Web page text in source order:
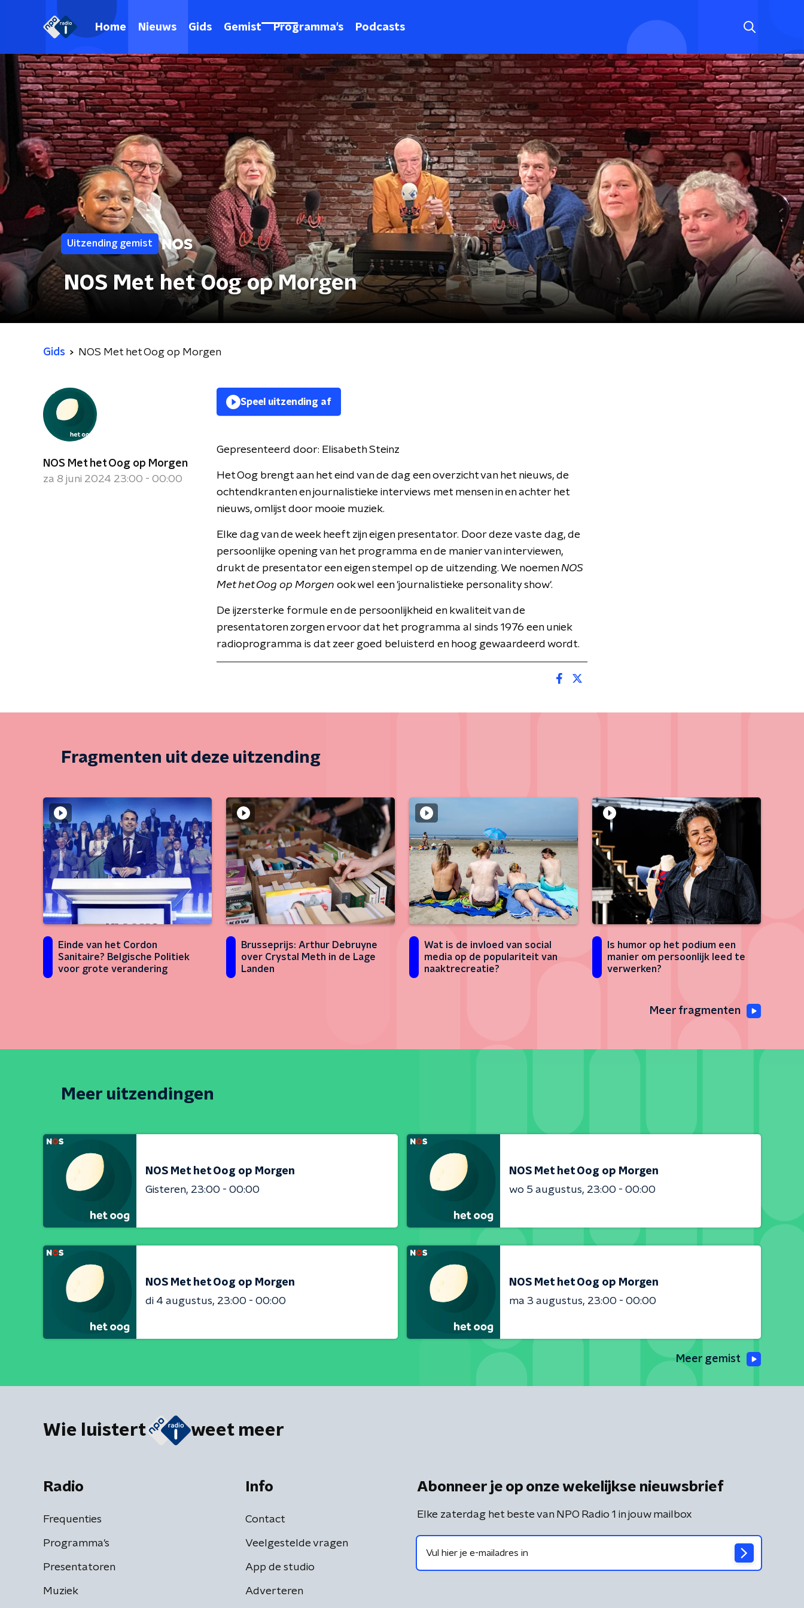
Home Nieuws Gids Gemist Programma's Podcasts
Uitzending gemist
NOS Met het Oog op Morgen
Gids NOS Met het Oog op Morgen
NOS Met het Oog op Morgen
za 8 juni 2024 23:00 - 00:00
Speel uitzending af
Gepresenteerd door: Elisabeth Steinz
Het Oog brengt aan het eind van de dag een overzicht van het nieuws, de
ochtendkranten en journalistieke interviews met mensen in en achter het
nieuws, omlijst door mooie muziek.
Elke dag van de week heeft zijn eigen presentator. Door deze vaste dag, de
persoonlijke opening van het programma en de manier van interviewen,
drukt de presentator een eigen stempel op de uitzending. We noemenNOS
Met het Oog op Morgen ook wel een 'journalistieke personality show'.
De ijzersterke formule en de persoonlijkheid en kwaliteit van de
presentatoren zorgen ervoor dat het programma al sinds 1976 een uniek
radioprogramma is dat zeer goed beluisterd en hoog gewaardeerd wordt.
Fragmenten uit deze uitzending
Einde van het Cordon
Sanitaire? Belgische Politiek
voor grote verandering
Brusseprijs: Arthur Debruyne
over Crystal Meth in de Lage
Landen
Wat is de invloed van social
media op de populariteit van
naaktrecreatie?
Is humor op het podium een
manier om persoonlijk leed te
verwerken?
Meer fragmenten
Meer uitzendingen
NOS Met het Oog op Morgen
Gisteren 23:00 - 00:00
NOS Met het Oog op Morgen
wo 5 augustus 23:00 - 00:00
NOS Met het Oog op Morgen
di 4 augustus 23:00 - 00:00
NOS Met het Oog op Morgen
ma 3 augustus 23:00 - 00:00
Meer gemist
Wie luistert weet meer
Radio
Frequenties
Programma's
Presentatoren
Muziek
Info
Contact
Veelgestelde vragen
App de studio
Adverteren
Abonneer je op onze wekelijkse nieuwsbrief
Elke zaterdag het beste van NPO Radio 1 in jouw mailbox